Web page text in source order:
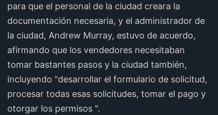
para que el personal de la ciudad creara la
documentación necesaria, y el administrador de
la ciudad, Andrew Murray, estuvo de acuerdo,
afirmando que los vendedores necesitaban
tomar bastantes pasos y la ciudad también,
incluyendo "desarrollar el formulario de solicitud,
procesar todas esas solicitudes, tomar el pago y
otorgar los permisos ".